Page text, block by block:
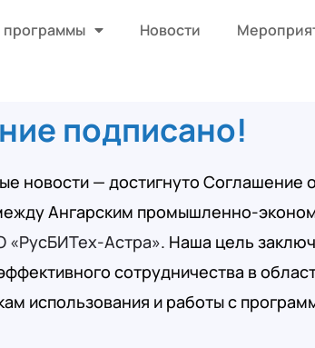
программы Новости
подписано!
новости — достигнуто Соглашение
Ангарским промышленно-
«РусБИТех-Астра». Наша цель
сотрудничества в
использования и работы с